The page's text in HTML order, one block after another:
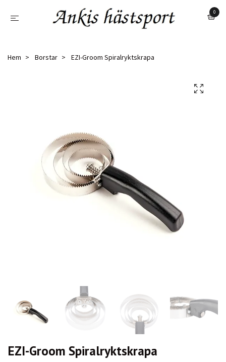
0
Hem Borstar EZI-Groom Spiralryktskrapa
EZI-Groom Spiralryktskrapa